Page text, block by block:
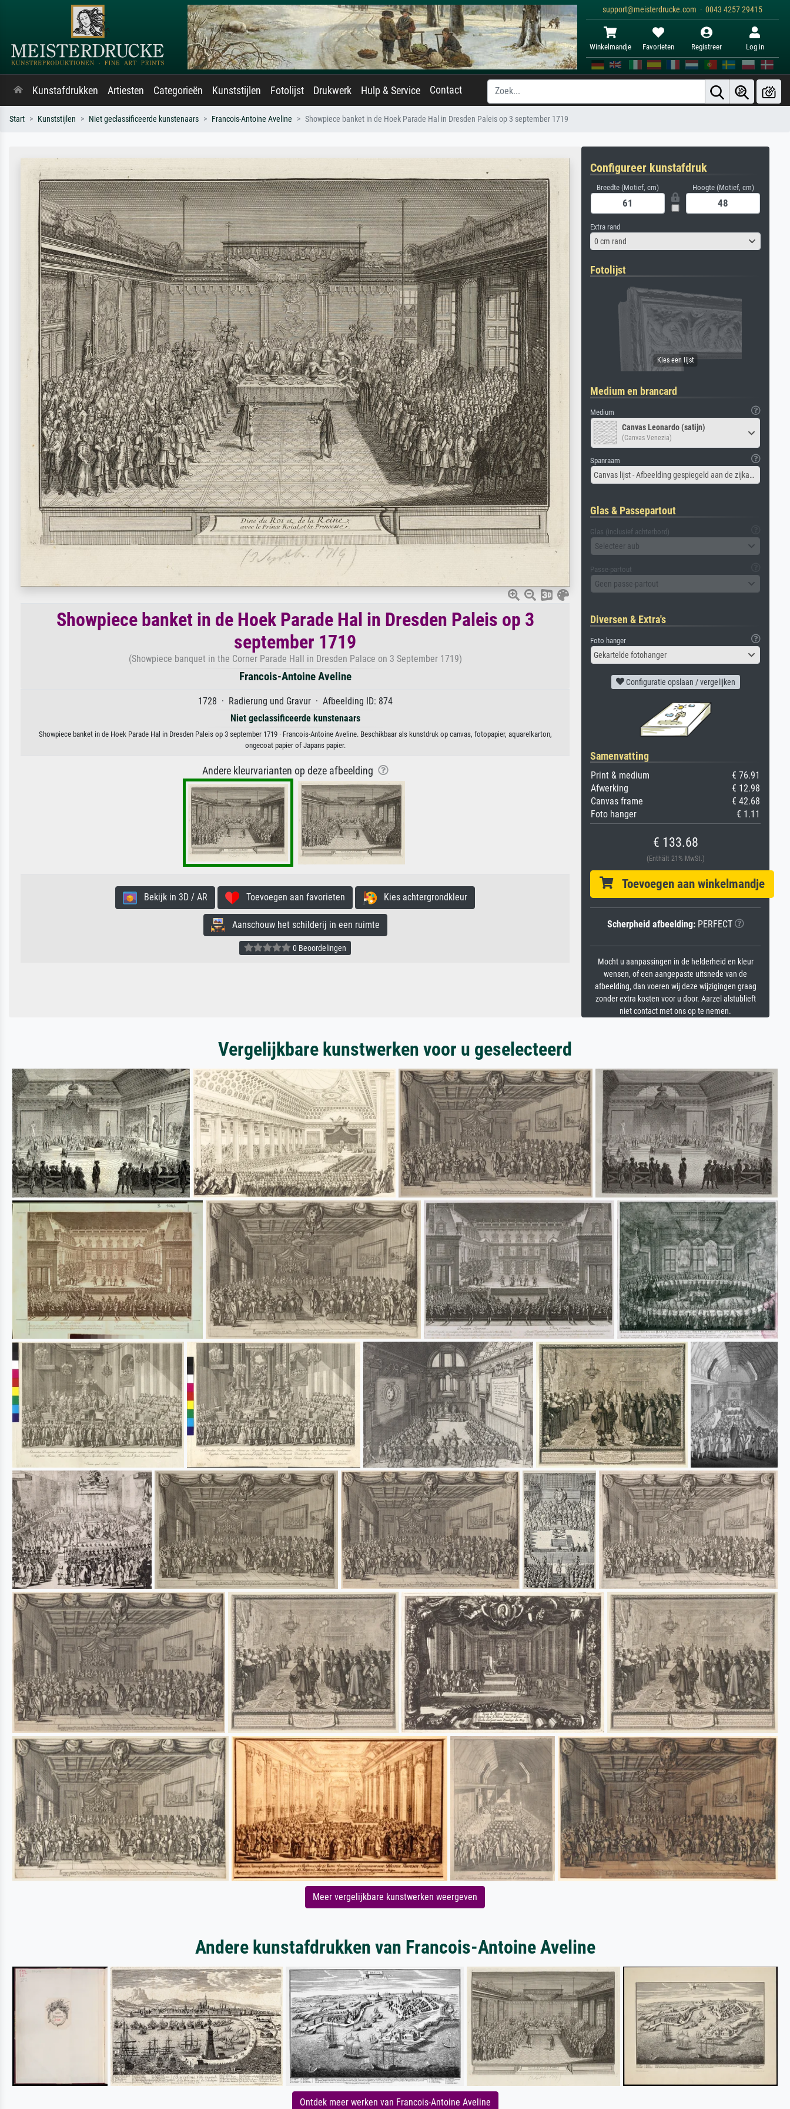
support@meisterdrucke.com · 0043 4257 29415
Winkelmandje Favorieten Registreer Log in
Kunstafdrukken Artiesten Categorieën Kunststijlen Fotolijst Drukwerk Hulp & Service Contact
Start Kunststijlen Niet geclassificeerde kunstenaars Francois-Antoine Aveline Showpiece banket in de Hoek Parade Hal in Dresden Paleis op 3 september 1719
Showpiece banket in de Hoek Parade Hal in Dresden Paleis op 3
september 1719
(Showpiece banquet in the Corner Parade Hall in Dresden Palace on 3 September 1719)
Francois-Antoine Aveline
1728 · Radierung und Gravur · Afbeelding ID: 874
Niet geclassificeerde kunstenaars
Showpiece banket in de Hoek Parade Hal in Dresden Paleis op 3 september 1719 · Francois-Antoine Aveline. Beschikbaar als kunstdruk op canvas, fotopapier, aquarelkarton,
ongecoat papier of Japans papier.
Andere kleurvarianten op deze afbeelding
Bekijk in 3D / AR Toevoegen aan favorieten Kies achtergrondkleur
Aanschouw het schilderij in een ruimte
0 Beoordelingen
Configureer kunstafdruk
Breedte (Motief, cm) Hoogte (Motief, cm)
Extra rand
0 cm rand
Fotolijst
Medium en brancard
Medium
Canvas Leonardo (satijn)
(Canvas Venezia)
Spanraam
Canvas lijst - Afbeelding gespiegeld aan de zijkant
Glas & Passepartout
Glas (inclusief achterbord)
Selecteer aub
Passe-partout
Geen passe-partout
Diversen & Extra's
Foto hanger
Gekartelde fotohanger
Configuratie opslaan / vergelijken
Samenvatting
Print & medium
€ 76.91
Afwerking
€ 12.98
Canvas frame
€ 42.68
Foto hanger
€ 1.11
€ 133.68
(Enthält 21% MwSt.)
Toevoegen aan winkelmandje
Scherpheid afbeelding:PERFECT
Mocht u aanpassingen in de helderheid en kleur
wensen, of een aangepaste uitsnede van de
afbeelding, dan voeren wij deze wijzigingen graag
zonder extra kosten voor u door. Aarzel alstublieft
niet contact met ons op te nemen.
Vergelijkbare kunstwerken voor u geselecteerd
Meer vergelijkbare kunstwerken weergeven
Andere kunstafdrukken van Francois-Antoine Aveline
Ontdek meer werken van Francois-Antoine Aveline